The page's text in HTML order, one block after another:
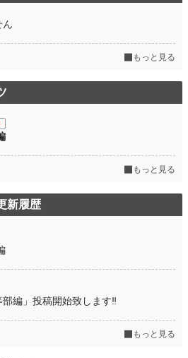
ん
もっと見る
もっと見る
新履歴
編」投稿開始致します‼️
もっと見る